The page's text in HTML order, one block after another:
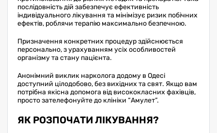
послідовність дій забезпечує ефективність
індивідуального лікування та мінімізує ризик побічних
ефектів, роблячи терапію максимально безпечною.
Призначення конкретних процедур здійснюється
персонально, з урахуванням усіх особливостей
організму та стану пацієнта.
Анонімний виклик нарколога додому в Одесі
доступний цілодобово, без вихідних та свят. Якщо вам
потрібна якісна допомога від висококласних фахівців,
просто зателефонуйте до клініки “Амулет”.
ЯК РОЗПОЧАТИ ЛІКУВАННЯ?